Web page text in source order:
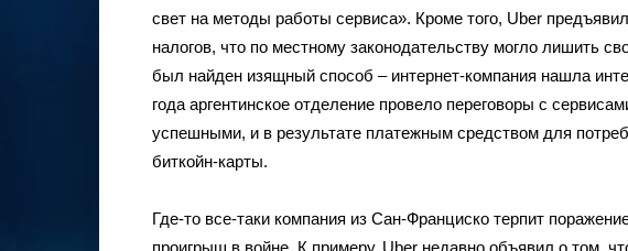
свет на методы работы сервиса». Кроме того, Uber
налогов, что по местному законодательству могло лишить
был найден изящный способ – интернет-компания на­шла
года аргентинское отделение про­вело переговоры с
успешными, и в результате платежным средством для
биткойн-карты.
Где-то все-таки компания из Сан-Франциско терпит
проигрыш в войне. К примеру, Uber недавно объявил о том,